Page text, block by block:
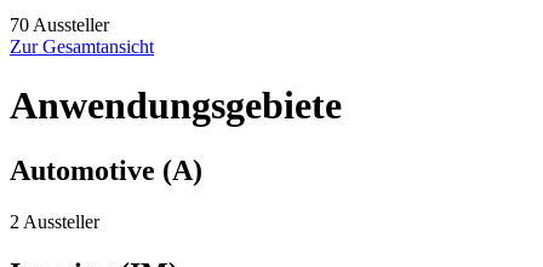
70 Aussteller
Zur Gesamtansicht
Anwendungsgebiete
Automotive (A)
2 Aussteller